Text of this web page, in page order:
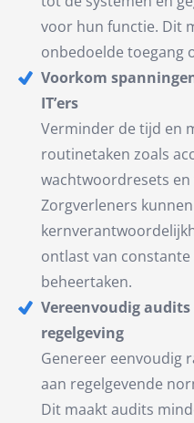
voor hun functie. Dit
onbedoelde toegang
Voorkom
IT’ers
Verminder de tijd en
routinetaken zoals
wachtwoordresets
Zorgverleners
ontlast van
beheertaken.
Vereenvoudig
regelgeving
Genereer eenvoudig
aan regelgevende
Dit maakt audits